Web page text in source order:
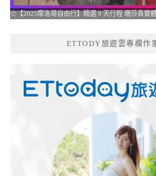
☆【2025摩洛哥自由行】精選 9 天行程 珊莎真實
ETTODY旅遊雲專欄作